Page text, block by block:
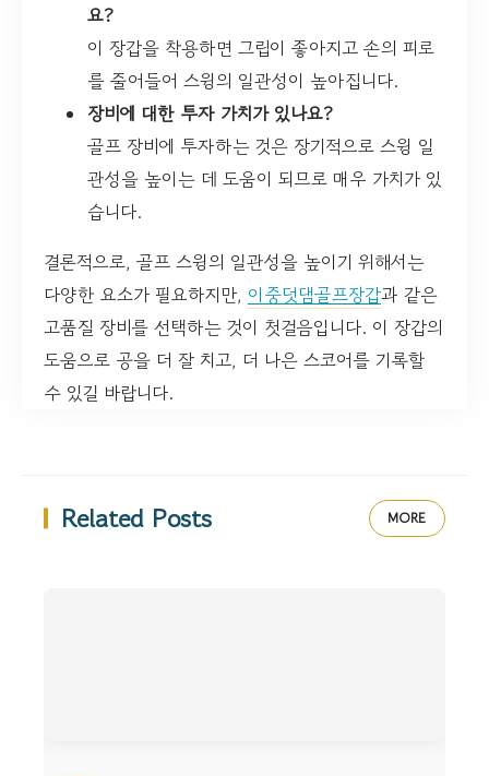
요?
이 장갑을 착용하면 그립이 좋아지고 손의 피로
를 줄어들어 스윙의 일관성이 높아집니다.
장비에 대한 투자 가치가 있나요?
골프 장비에 투자하는 것은 장기적으로 스윙 일
관성을 높이는 데 도움이 되므로 매우 가치가 있
습니다.
결론적으로, 골프 스윙의 일관성을 높이기 위해서는
다양한 요소가 필요하지만, 이중덧댐골프장갑과 같은
고품질 장비를 선택하는 것이 첫걸음입니다. 이 장갑의
도움으로 공을 더 잘 치고, 더 나은 스코어를 기록할
수 있길 바랍니다.
Related Posts MORE